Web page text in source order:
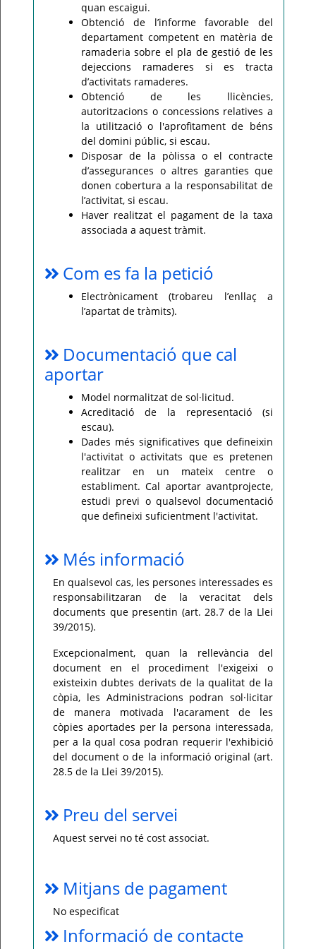
quan escaigui.
Obtenció de l’informe favorable del
departament competent en matèria de
ramaderia sobre el pla de gestió de les
dejeccions ramaderes si es tracta
d’activitats ramaderes.
Obtenció de les llicències,
autoritzacions o concessions relatives a
la utilització o l'aprofitament de béns
del domini públic, si escau.
Disposar de la pòlissa o el contracte
d’assegurances o altres garanties que
donen cobertura a la responsabilitat de
l’activitat, si escau.
Haver realitzat el pagament de la taxa
associada a aquest tràmit.
Com es fa la petició
Electrònicament (trobareu l’enllaç a
l’apartat de tràmits).
Documentació que cal
aportar
Model normalitzat de sol·licitud.
Acreditació de la representació (si
escau).
Dades més significatives que defineixin
l'activitat o activitats que es pretenen
realitzar en un mateix centre o
establiment. Cal aportar avantprojecte,
estudi previ o qualsevol documentació
que defineixi suficientment l'activitat.
Més informació
En qualsevol cas, les persones interessades es
responsabilitzaran de la veracitat dels
documents que presentin (art. 28.7 de la Llei
39/2015).
Excepcionalment, quan la rellevància del
document en el procediment l'exigeixi o
existeixin dubtes derivats de la qualitat de la
còpia, les Administracions podran sol·licitar
de manera motivada l'acarament de les
còpies aportades per la persona interessada,
per a la qual cosa podran requerir l'exhibició
del document o de la informació original (art.
28.5 de la Llei 39/2015).
Preu del servei
Aquest servei no té cost associat.
Mitjans de pagament
No especificat
Informació de contacte